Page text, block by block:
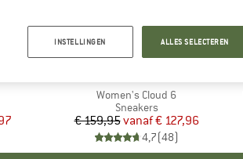
Artikel
Women's Cloud 6
Productgroep
Sneakers
Prijs
€ 159,95 Verlaagde prijs
vanaf€ 127,96
4,7(48)
INSTELLINGEN ALLES SELECTEREN